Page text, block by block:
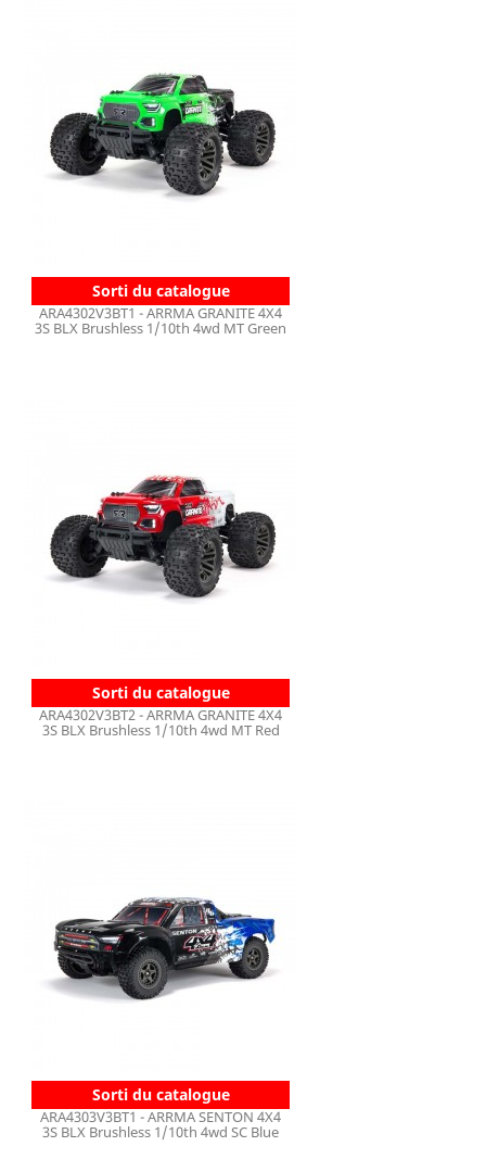
Sorti du catalogue
ARA4302V3BT1 - ARRMA GRANITE 4X4
3S BLX Brushless 1/10th 4wd MT Green
Sorti du catalogue
ARA4302V3BT2 - ARRMA GRANITE 4X4
3S BLX Brushless 1/10th 4wd MT Red
Sorti du catalogue
ARA4303V3BT1 - ARRMA SENTON 4X4
3S BLX Brushless 1/10th 4wd SC Blue